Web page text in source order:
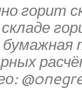
горит
бумажная